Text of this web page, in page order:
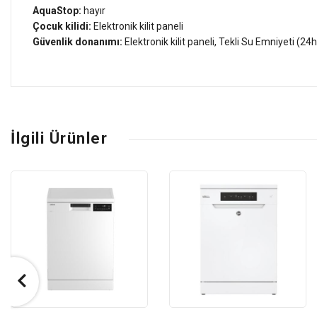
AquaStop: hayır
Çocuk kilidi: Elektronik kilit paneli
Güvenlik donanımı: Elektronik kilit paneli, Tekli Su Emniyeti
İlgili Ürünler